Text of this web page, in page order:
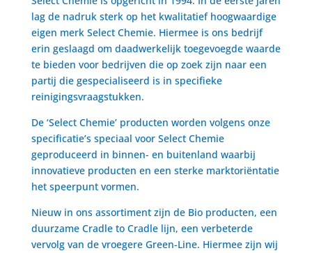
lag de nadruk sterk op het kwalitatief hoogwaardige
eigen merk Select Chemie. Hiermee is ons bedrijf
erin geslaagd om daadwerkelijk toegevoegde waarde
te bieden voor bedrijven die op zoek zijn naar een
partij die gespecialiseerd is in specifieke
reinigingsvraagstukken.
De ‘Select Chemie’ producten worden volgens onze
specificatie’s speciaal voor Select Chemie
geproduceerd in binnen- en buitenland waarbij
innovatieve producten en een sterke marktoriëntatie
het speerpunt vormen.
Nieuw in ons assortiment zijn de Bio producten, een
duurzame Cradle to Cradle lijn, een verbeterde
vervolg van de vroegere Green-Line. Hiermee zijn wij